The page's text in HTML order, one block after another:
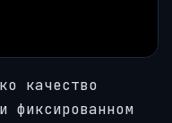
качество
фиксированном